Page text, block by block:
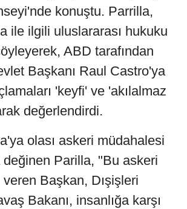
konuştu. Parrilla,
ile ilgili uluslararası hukuku
ABD tarafından
Başkanı Raul Castro'ya
'keyfi' ve 'akılalmaz
değerlendirdi.
olası askeri müdahalesi
Parilla, "Bu askeri
veren Başkan, Dışişleri
Bakanı, insanlığa karşı